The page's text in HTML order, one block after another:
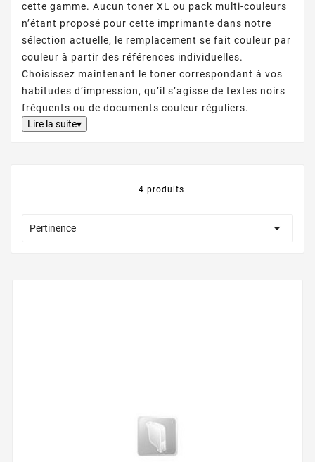
cette gamme. Aucun toner XL ou pack multi-couleurs
n’étant proposé pour cette imprimante dans notre
sélection actuelle, le remplacement se fait couleur par
couleur à partir des références individuelles.
Choisissez maintenant le toner correspondant à vos
habitudes d’impression, qu’il s’agisse de textes noirs
fréquents ou de documents couleur réguliers.
Lire la suite▾
4 produits
Pertinence 